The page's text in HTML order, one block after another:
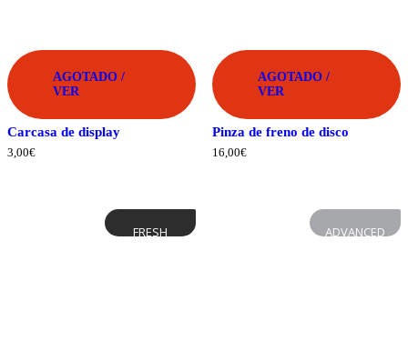
AGOTADO /
VER
Carcasa de display
3,00€
AGOTADO /
VER
Pinza de freno de disco
16,00€
FRESH ADVANCED